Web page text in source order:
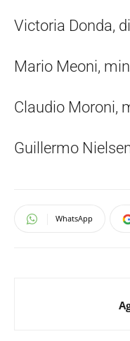
Victoria Donda,
Mario Meoni,
Claudio Moroni,
Guillermo
WhatsApp